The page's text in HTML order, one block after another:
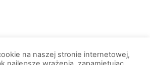
na naszej stronie internetowej,